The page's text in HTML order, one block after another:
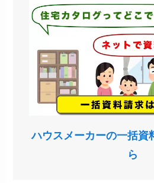
ハウスメーカーの一括資
ら